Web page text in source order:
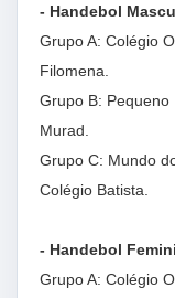
- Handebol
Grupo A: Colégio
Filomena.
Grupo B: Pequeno
Murad.
Grupo C: Mundo
Colégio Batista.
- Handebol
Grupo A: Colégio